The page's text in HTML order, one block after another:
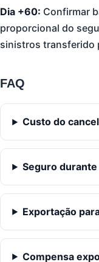
Dia +60: Confirmar
proporcional do
sinistros transferido
FAQ
Custo do
Seguro
Exportação
Compensa